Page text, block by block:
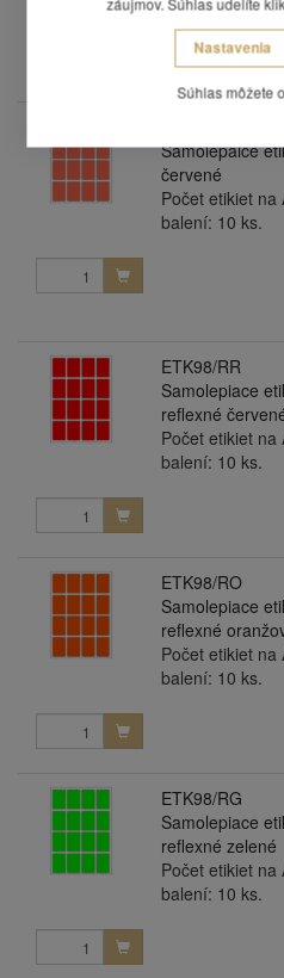
balení: 10 ks.
Samolepaice
červené
Počet etikiet na
balení: 10 ks.
ETK98/RR
Samolepiace
reflexné
Počet etikiet na
balení: 10 ks.
ETK98/RO
Samolepiace
reflexné
Počet etikiet na
balení: 10 ks.
ETK98/RG
Samolepiace
reflexné zelené
Počet etikiet na
balení: 10 ks.
Nastavenia
Súhlas môžete